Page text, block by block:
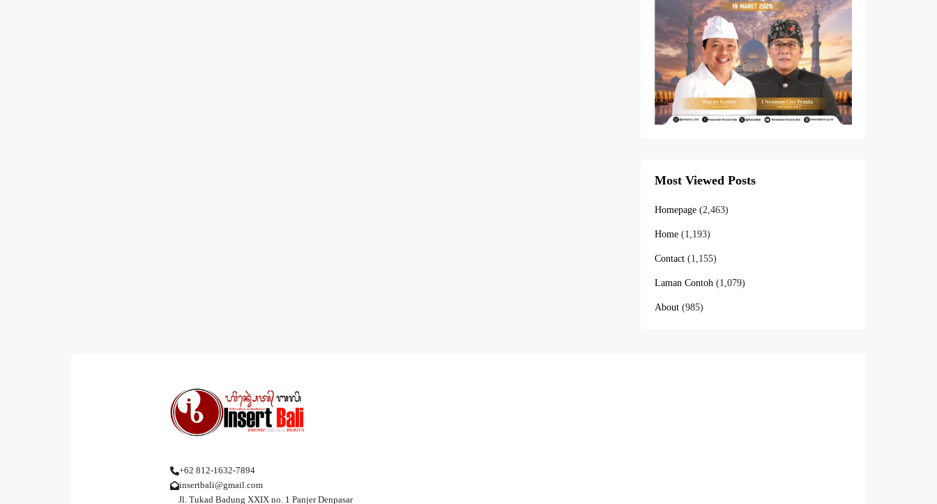
Most Viewed Posts
Homepage (2,463)
Home (1,193)
Contact (1,155)
Laman Contoh (1,079)
About (985)
+62 812-1632-7894
insertbali@gmail.com
Jl. Tukad Badung XXIX no. 1 Panjer Denpasar